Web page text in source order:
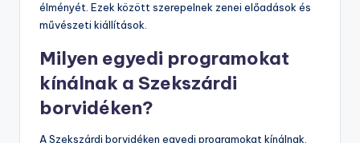
élményét. Ezek között szerepelnek zenei előadások és
művészeti kiállítások.
Milyen egyedi programokat
kínálnak a Szekszárdi
borvidéken?
A Szekszárdi borvidéken egyedi programokat kínálnak,